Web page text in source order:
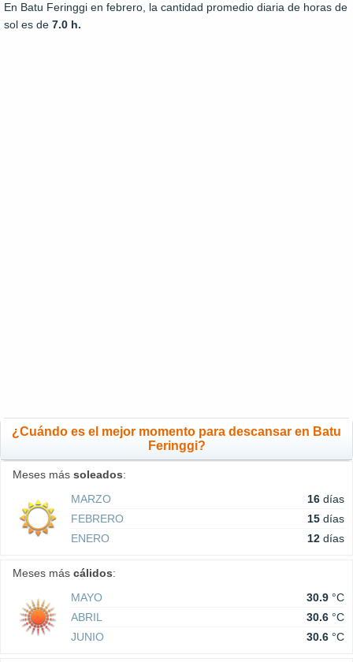
En Batu Feringgi en febrero, la cantidad promedio diaria de horas de
sol es de 7.0 h.
¿Cuándo es el mejor momento para descansar en Batu
Feringgi?
Meses más soleados:
MARZO
16 días
FEBRERO
15 días
ENERO
12 días
Meses más cálidos:
MAYO
30.9 °C
ABRIL
30.6 °C
JUNIO
30.6 °C